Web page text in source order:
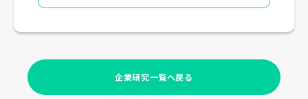
企業研究一覧へ戻る